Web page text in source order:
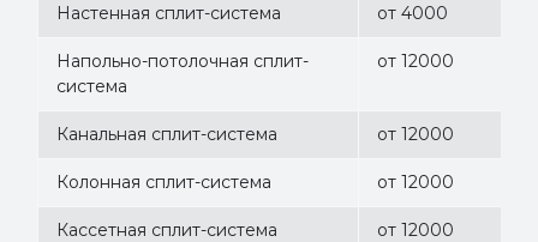
Настенная сплит-система от 4000
Напольно-потолочная сплит-
система
от 12000
Канальная сплит-система от 12000
Колонная сплит-система от 12000
Кассетная сплит-система от 12000